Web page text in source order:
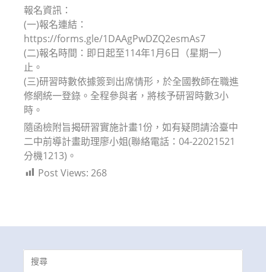
報名資訊：
(一)報名連結：
https://forms.gle/1DAAgPwDZQ2esmAs7
(二)報名時間：即日起至114年1月6日（星期一）
止。
(三)研習時數依據簽到出席情形，於全國教師在職進
修網統一登錄。全程參與者，將核予研習時數3小
時。
隨函檢附旨揭研習實施計畫1份，如有疑問請洽臺中
二中前導計畫助理廖小姐(聯絡電話：04-22021521
分機1213)。
Post Views: 268
Search
for: